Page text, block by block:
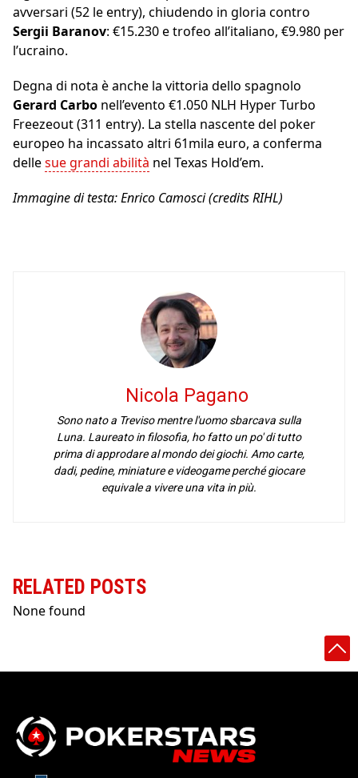
avversari (52 le entry), chiudendo in gloria contro
Sergii Baranov: €15.230 e trofeo all’italiano, €9.980 per
l’ucraino.
Degna di nota è anche la vittoria dello spagnolo
Gerard Carbo nell’evento €1.050 NLH Hyper Turbo
Freezeout (311 entry). La stella nascente del poker
europeo ha incassato altri 61mila euro, a conferma
dellesue grandi abilità nel Texas Hold’em.
Immagine di testa: Enrico Camosci (credits RIHL)
Nicola Pagano
Sono nato a Treviso mentre l'uomo sbarcava sulla
Luna. Laureato in filosofia, ho fatto un po' di tutto
prima di approdare al mondo dei giochi. Amo carte,
dadi, pedine, miniature e videogame perché giocare
equivale a vivere una vita in più.
RELATED POSTS
None found